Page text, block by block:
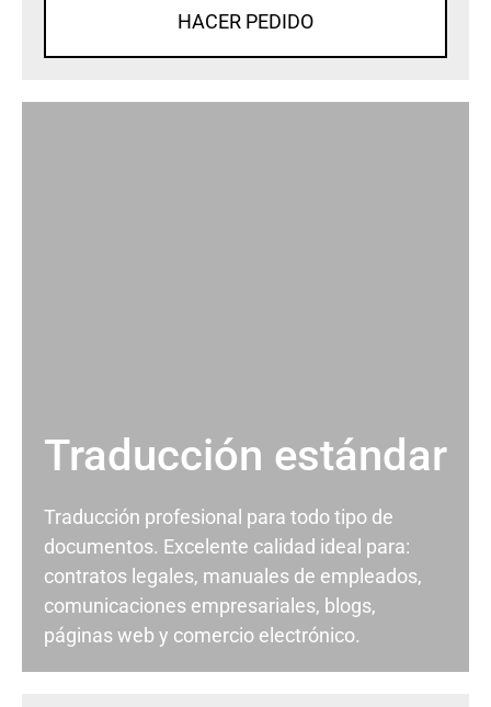
HACER PEDIDO
Traducción estándar
Traducción profesional para todo tipo de
documentos. Excelente calidad ideal para:
contratos legales, manuales de empleados,
comunicaciones empresariales, blogs,
páginas web y comercio electrónico.